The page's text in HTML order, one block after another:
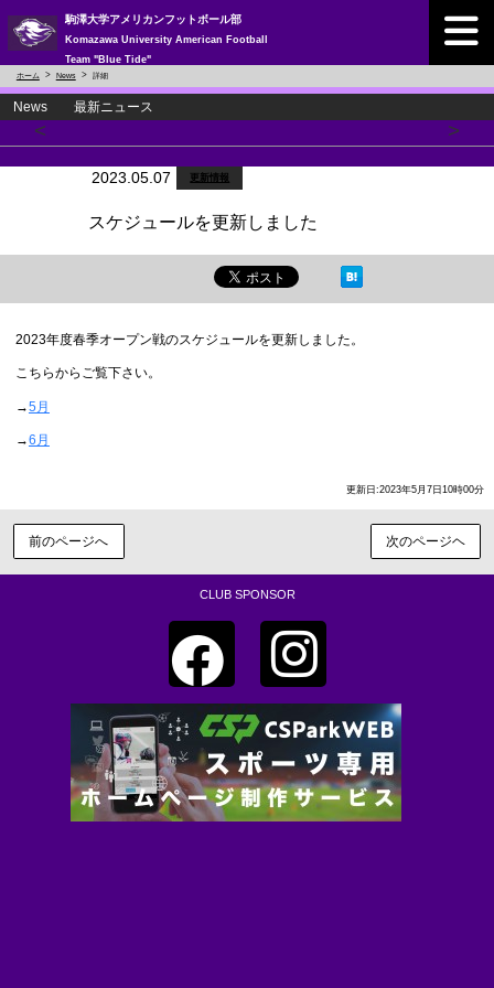
駒澤大学アメリカンフットボール部
Komazawa University American Football
Team "Blue Tide"
ホーム News 詳細
News 最新ニュース
< >
2023.05.07 更新情報
スケジュールを更新しました
2023年度春季オープン戦のスケジュールを更新しました。
こちらからご覧下さい。
→5月
→6月
更新日:2023年5月7日10時00分
前のページへ 次のページヘ
CLUB SPONSOR